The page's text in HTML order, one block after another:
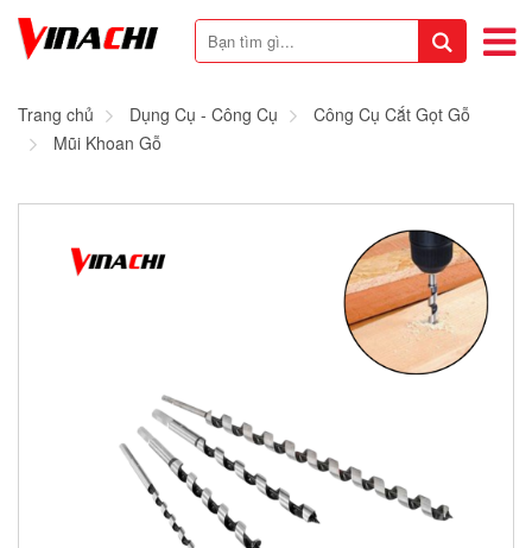
Trang chủ Dụng Cụ - Công Cụ
Công Cụ Cắt Gọt Gỗ
Mũi Khoan Gỗ